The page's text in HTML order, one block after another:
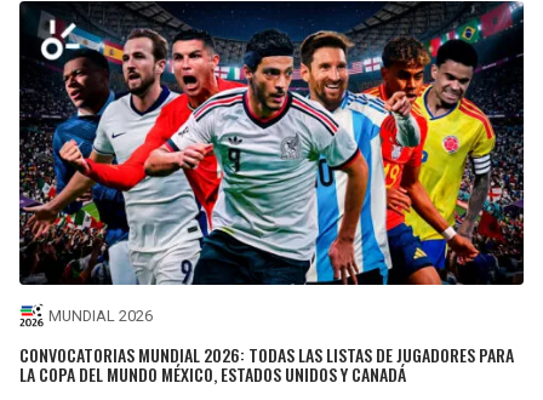
MUNDIAL 2026
CONVOCATORIAS MUNDIAL 2026: TODAS LAS LISTAS DE JUGADORES PARA
LA COPA DEL MUNDO MÉXICO, ESTADOS UNIDOS Y CANADÁ